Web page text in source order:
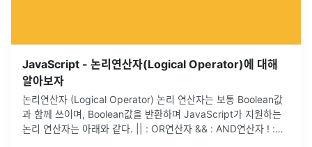
JavaScript - 논리연산자(Logical Operator)에 대해
알아보자
논리연산자 (Logical Operator) 논리 연산자는 보통 Boolean값
과 함께 쓰이며, Boolean값을 반환하며 JavaScript가 지원하는
논리 연산자는 아래와 같다. || : OR연산자 && : AND연산자 ! :